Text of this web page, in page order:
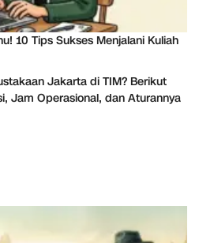
10 Tips Sukses Menjalani Kuliah
Jakarta di TIM? Berikut
Jam Operasional, dan Aturannya